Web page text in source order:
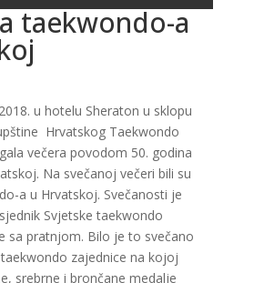
taekwondo-a
u hotelu Sheraton u sklopu
Hrvatskog Taekwondo
večera povodom 50. godina
Na svečanoj večeri bili su
a u Hrvatskoj. Svečanosti je
Svjetske taekwondo
sa pratnjom. Bilo je to svečano
zajednice na kojoj
srebrne i brončane medalje